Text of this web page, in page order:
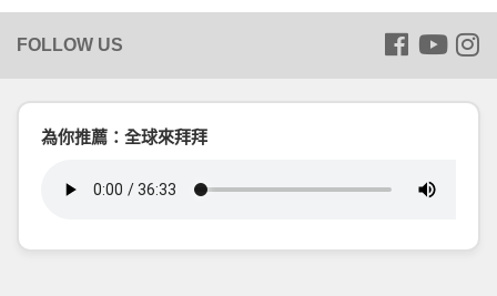
為你推薦：全球來拜拜